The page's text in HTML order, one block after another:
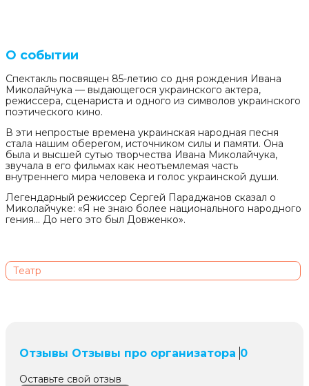
О событии
Спектакль посвящен 85-летию со дня рождения Ивана
Миколайчука — выдающегося украинского актера,
режиссера, сценариста и одного из символов украинского
поэтического кино.
В эти непростые времена украинская народная песня
стала нашим оберегом, источником силы и памяти. Она
была и высшей сутью творчества Ивана Миколайчука,
звучала в его фильмах как неотъемлемая часть
внутреннего мира человека и голос украинской души.
Легендарный режиссер Сергей Параджанов сказал о
Миколайчуке: «Я не знаю более национального народного
гения... До него это был Довженко».
Театр
Отзывы Отзывы про организатора 0
Оставьте свой отзыв